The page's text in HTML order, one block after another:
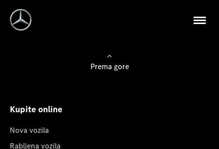
Prema gore
Kupite online
Nova vozila
Rabljena vozila